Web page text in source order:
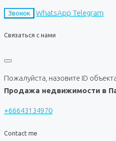
Звонок WhatsApp Telegram
Связаться с нами
Пожалуйста, назовите ID
Продажа недвижимости в
+66643134970
Contact me